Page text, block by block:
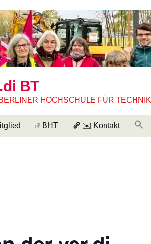
BT
HOCHSCHULE FÜR TECHNIK
BHT ✉️ Kontakt